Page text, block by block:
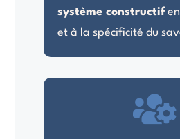
système constructifen
et à la spécificité du
